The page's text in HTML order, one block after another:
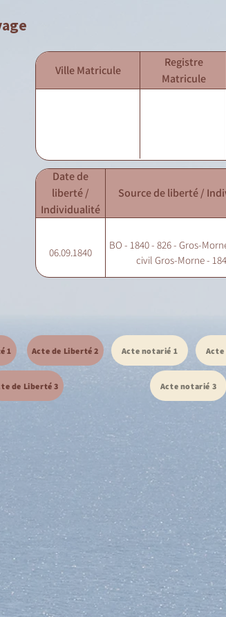
Ville Matricule
Registre
Matricule
Date de
liberté /
Individualité
Source de liberté /
06.09.1840
BO - 1840 - 826 - Gros-
civil Gros-Morne -
1 Acte de Liberté 2
de Liberté 3
Acte notarié 1 Acte
Acte notarié 3